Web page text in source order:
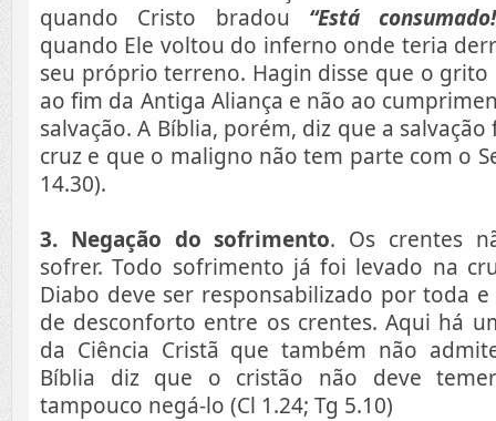
quando Cristo bradou “Está
quando Ele voltou do inferno onde teria
seu próprio terreno. Hagin disse que o grito
ao fim da Antiga Aliança e não ao
salvação. A Bíblia, porém, diz que a
cruz e que o maligno não tem parte com o
14.30).
3. Negação do sofrimento. Os crentes
sofrer. Todo sofrimento já foi levado na
Diabo deve ser responsabilizado por toda
de desconforto entre os crentes. Aqui há
da Ciência Cristã que também não
Bíblia diz que o cristão não deve
tampouco negá-lo (Cl 1.24; Tg 5.10)